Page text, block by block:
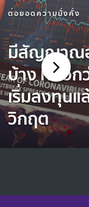
ต่อยอดความมั่งคั่ง
มีสัญญาณอ
บ้าง ที่บอก
เริ่มลงทุน
วิกฤต